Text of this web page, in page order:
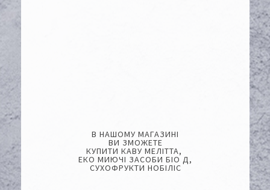
В НАШОМУ МАГАЗИНІ
ВИ ЗМОЖЕТЕ
КУПИТИ КАВУ МЕЛІТТА,
ЕКО МИЮЧІ ЗАСОБИ БІО Д,
СУХОФРУКТИ НОБІЛІС